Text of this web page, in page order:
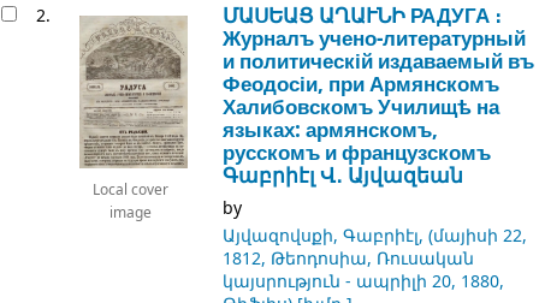
2.
Local cover
image
ՄԱՍԵԱՑ ԱՂԱՒՆԻ РАДУГА ։
Журналъ учено-литературный
и политическій издаваемый въ
Феодосіи, при Армянскомъ
Халибовскомъ Училищѣ на
языках: армянскомъ,
русскомъ и французскомъ
Գաբրիէլ Վ․ Այվազեան
by
Այվազովսքի, Գաբրիէլ, (մայիսի 22,
1812, Թեոդոսիա, Ռուսական
կայսրություն - ապրիլի 20, 1880,